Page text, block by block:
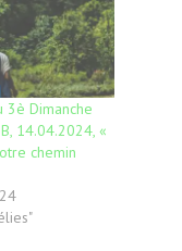
3è Dimanche
14.04.2024, «
chemin